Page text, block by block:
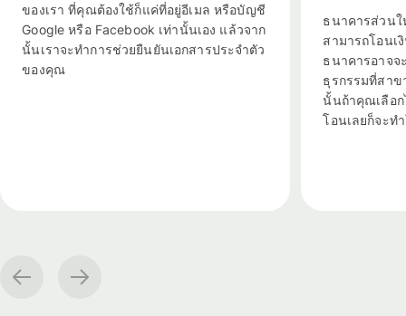
ของเรา ที่คุณต้องใช้ก็แค่ที่อยู่อีเมล หรือบัญชี
Google หรือ Facebook เท่านั้นเอง แล้วจาก
นั้นเราจะทำการช่วยยืนยันเอกสารประจำตัว
ของคุณ
ธนาคารส่วน
สามารถโอนเ
ธนาคารอาจจ
ธุรกรรมที่สาข
นั้นถ้าคุณเลือก
โอนเลยก็จะท